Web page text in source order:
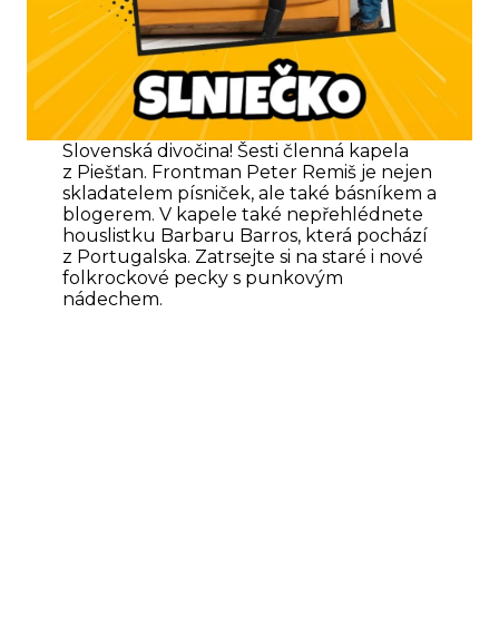
Slovenská divočina! Šesti členná kapela
z Piešťan. Frontman Peter Remiš je nejen
skladatelem písniček, ale také básníkem a
blogerem. V kapele také nepřehlédnete
houslistku Barbaru Barros, která pochází
z Portugalska. Zatrsejte si na staré i nové
folkrockové pecky s punkovým
nádechem.